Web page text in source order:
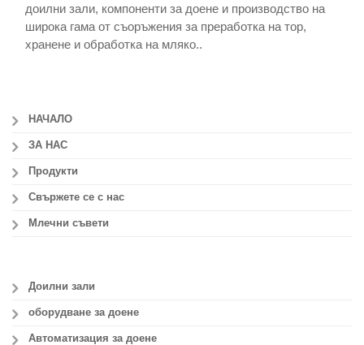
доилни зали, компоненти за доене и производство на
широка гама от съоръжения за преработка на тор,
хранене и обработка на мляко..
НАЧАЛО
ЗА НАС
Продукти
Свържете се с нас
Млечни съвети
Доилни зали
оборудване за доене
Автоматизация за доене